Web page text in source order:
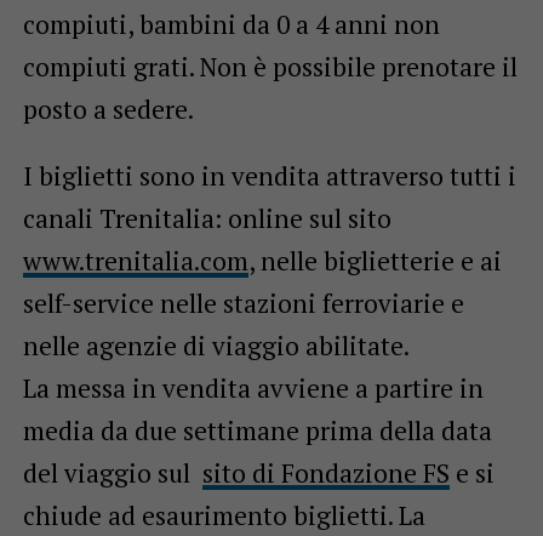
compiuti, bambini da 0 a 4 anni non
compiuti grati. Non è possibile prenotare il
posto a sedere.
I biglietti sono in vendita attraverso tutti i
canali Trenitalia: online sul sito
www.trenitalia.com, nelle biglietterie e ai
self-service nelle stazioni ferroviarie e
nelle agenzie di viaggio abilitate.
La messa in vendita avviene a partire in
media da due settimane prima della data
del viaggio sul sito di Fondazione FS e si
chiude ad esaurimento biglietti. La